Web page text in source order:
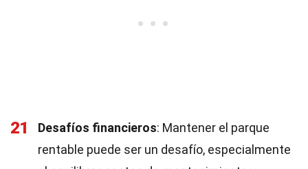
21 Desafíos financieros: Mantener el parque
rentable puede ser un desafío, especialmente